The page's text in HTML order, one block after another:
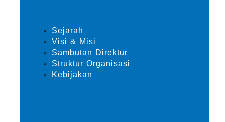
Sejarah
Visi & Misi
Sambutan Direktur
Struktur Organisasi
Kebijakan